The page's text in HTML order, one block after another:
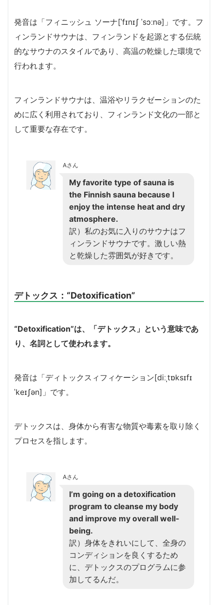
発音は「フィニッシュ ソーナ[ˈfɪnɪʃ ˈsɔːnə]」です。フ
ィンランドサウナは、フィンランドを起源とする伝統
的なサウナのスタイルであり、高温の乾燥した環境で
行われます。
フィンランドサウナは、温浴やリラクゼーションのた
めに広く利用されており、フィンランド文化の一部と
して重要な存在です。
Aさん
My favorite type of sauna is
the Finnish sauna because I
enjoy the intense heat and dry
atmosphere.
訳）私のお気に入りのサウナはフ
ィンランドサウナです。激しい熱
と乾燥した雰囲気が好きです。
デトックス： “Detoxification”
“Detoxification”は、「デトックス」という意味であ
り、名詞として使われます。
発音は「ディトックスィフィケーション[diːˌtɒksɪfɪ
ˈkeɪʃən]」です。
デトックスは、身体から有害な物質や毒素を取り除く
プロセスを指します。
Aさん
I’m going on a detoxification
program to cleanse my body
and improve my overall well-
being.
訳）身体をきれいにして、全身の
コンディションを良くするため
に、デトックスのプログラムに参
加してるんだ。